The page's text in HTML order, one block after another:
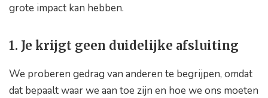
grote impact kan hebben.
1. Je krijgt geen duidelijke afsluiting
We proberen gedrag van anderen te begrijpen, omdat
dat bepaalt waar we aan toe zijn en hoe we ons moeten